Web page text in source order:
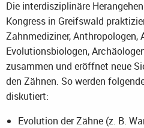
Die interdisziplinäre
Kongress in Greifswald
Zahnmediziner, Anthropologen,
Evolutionsbiologen,
zusammen und eröffnet neue
den Zähnen. So werden
diskutiert:
Evolution der Zähne (z. B.